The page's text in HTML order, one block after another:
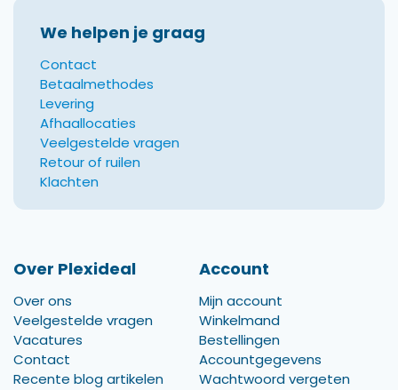
We helpen je graag
Contact
Betaalmethodes
Levering
Afhaallocaties
Veelgestelde vragen
Retour of ruilen
Klachten
Over Plexideal
Over ons
Veelgestelde vragen
Vacatures
Contact
Recente blog artikelen
Account
Mijn account
Winkelmand
Bestellingen
Accountgegevens
Wachtwoord vergeten